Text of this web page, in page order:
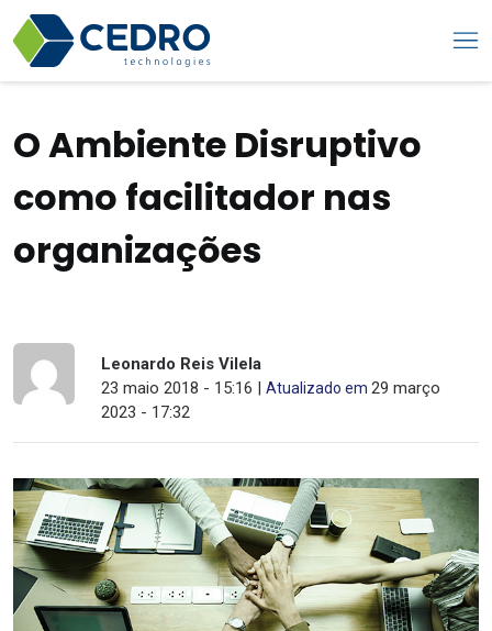
O Ambiente Disruptivo
como facilitador nas
organizações
Leonardo Reis Vilela
23 maio 2018 - 15:16 | Atualizado em 29 março
2023 - 17:32